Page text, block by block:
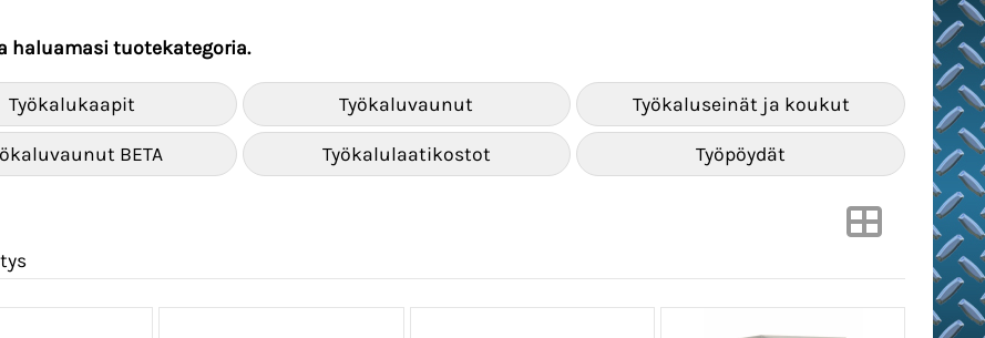
haluamasi tuotekategoria.
Työkalukaapit Työkaluvaunut Työkaluseinät ja koukut
BETA Työkalulaatikostot Työpöydät